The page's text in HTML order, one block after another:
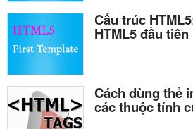
Cấu trúc
HTML5 đầu tiên
Cách dùng thẻ
các thuộc tính